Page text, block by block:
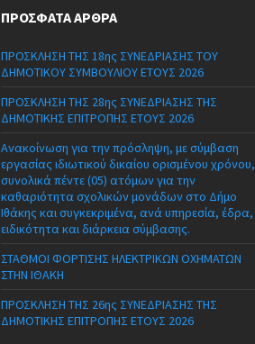
ΠΡΌΣΦΑΤΑ ΆΡΘΡΑ
ΠΡΟΣΚΛΗΣΗ ΤΗΣ 18ης ΣΥΝΕΔΡΙΑΣΗΣ ΤΟΥ
ΔΗΜΟΤΙΚΟΥ ΣΥΜΒΟΥΛΙΟΥ ΕΤΟΥΣ 2026
ΠΡΟΣΚΛΗΣΗ ΤΗΣ 28ης ΣΥΝΕΔΡΙΑΣΗΣ ΤΗΣ
ΔΗΜΟΤΙΚΗΣ ΕΠΙΤΡΟΠΗΣ ΕΤΟΥΣ 2026
Ανακοίνωση για την πρόσληψη, με σύμβαση
εργασίας ιδιωτικού δικαίου ορισμένου χρόνου,
συνολικά πέντε (05) ατόμων για την
καθαριότητα σχολικών μονάδων στο Δήμο
Ιθάκης και συγκεκριμένα, ανά υπηρεσία, έδρα,
ειδικότητα και διάρκεια σύμβασης.
ΣΤΑΘΜΟΙ ΦΟΡΤΙΣΗΣ ΗΛΕΚΤΡΙΚΩΝ ΟΧΗΜΑΤΩΝ
ΣΤΗΝ ΙΘΑΚΗ
ΠΡΟΣΚΛΗΣΗ ΤΗΣ 26ης ΣΥΝΕΔΡΙΑΣΗΣ ΤΗΣ
ΔΗΜΟΤΙΚΗΣ ΕΠΙΤΡΟΠΗΣ ΕΤΟΥΣ 2026